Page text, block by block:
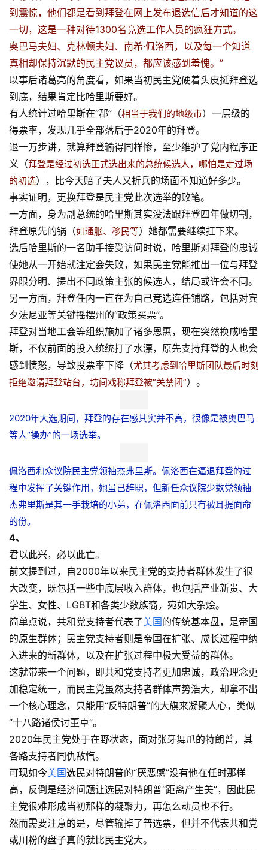
到震惊，他们都是看到拜登在网上发布退选信后才知道的这
一切，这是一种对待1300名竞选工作人员的疯狂方式。
奥巴马夫妇、克林顿夫妇、南希·佩洛西，以及每一个知道
真相却保持沉默的民主党议员，都应该感到羞愧。”
以事后诸葛亮的角度看，如果当初民主党硬着头皮挺拜登选
到底，结果肯定比哈里斯要好。
有人统计过哈里斯在“郡”（相当于我们的地级市）一层级的
得票率，发现几乎全部落后于2020年的拜登。
退一万步讲，就算拜登输得同样惨，至少维护了党内程序正
义（拜登是经过初选正式选出来的总统候选人，哪怕是走过场
的初选），比今天赔了夫人又折兵的场面不知道好多少。
事实证明，更换拜登是民主党此次选举的败笔。
一方面，身为副总统的哈里斯其实没法跟拜登四年做切割，
拜登原先的锅（如通胀、移民等）她都需要继续扛下来。
选后哈里斯的一名助手接受访问时说，哈里斯对拜登的忠诚
使她从一开始就注定会失败，如果民主党能推出一位与拜登
界限分明、提出不同政策主张的候选人，结局或许会不同。
另一方面，拜登任内一直在为自己竞选连任铺路，包括对宾
夕法尼亚等关键摇摆州的“政策买票”。
拜登对当地工会等组织施加了诸多恩惠，现在突然换成哈里
斯，不仅前面的投入统统打了水漂，原先支持拜登的人也会
感到愤怒，导致投票率下降（尤其考虑到哈里斯团队最后时刻
拒绝邀请拜登站台，坊间戏称拜登被“关禁闭”）。
2020年大选期间，拜登的存在感其实并不高，很像是被奥巴马
等人“操办”的一场选举。
佩洛西和众议院民主党领袖杰弗里斯。佩洛西在逼退拜登的过
程中发挥了关键作用，她虽已辞职，但新任众议院少数党领袖
杰弗里斯是其一手栽培的小弟，在佩洛西面前只有被耳提面命
的份。
4、
君以此兴，必以此亡。
前文提到过，自2000年以来民主党的支持者群体发生了很
大改变，既包括一些中底层收入群体，也包括产业新贵、大
学生、女性、LGBT和各类少数族裔，宛如大杂烩。
简单点说，共和党支持者代表了美国的传统基本盘，是帝国
的原生群体；民主党支持者则是帝国在扩张、成长过程中纳
入进来的新群体，以及在扩张过程中极大受益的群体。
这就带来一个问题，即共和党支持者更加忠诚，政治理念更
加稳定统一，而民主党虽然支持者群体声势浩大，却拿不出
一个核心理念，只能用“反特朗普”的大旗来凝聚人心，类似
“十八路诸侯讨董卓”。
2020年民主党处于在野状态，面对张牙舞爪的特朗普，其
各路支持者同仇敌忾。
可现如今美国选民对特朗普的“厌恶感”没有他在任时那样
高，反倒是经济问题让选民对特朗普“距离产生美”，因此民
主党很难形成当初那样的凝聚力，再怎么动员也不行。
然而需要注意的是，尽管输掉了普选票，但并不代表共和党
或川粉的盘子真的就比民主党大。